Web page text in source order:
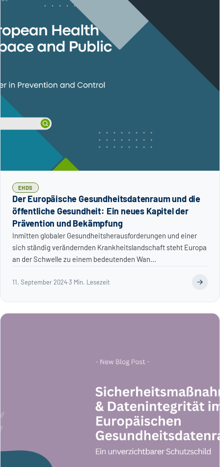
EHDS
Der Europäische Gesundheitsdatenraum und die
öffentliche Gesundheit: Ein neues Kapitel der
Prävention und Bekämpfung
Inmitten globaler Gesundheitsherausforderungen und einer
sich ständig verändernden Krankheitslandschaft steht Europa
an der Schwelle zu einem bedeutenden Wan...
11. September 2024·3 Min. Lesezeit